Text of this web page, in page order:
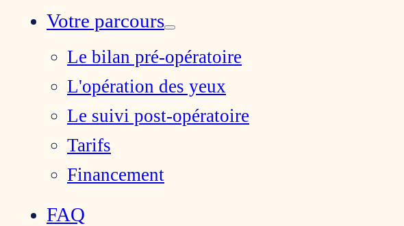
Votre parcours
Le bilan pré-opératoire
L'opération des yeux
Le suivi post-opératoire
Tarifs
Financement
FAQ